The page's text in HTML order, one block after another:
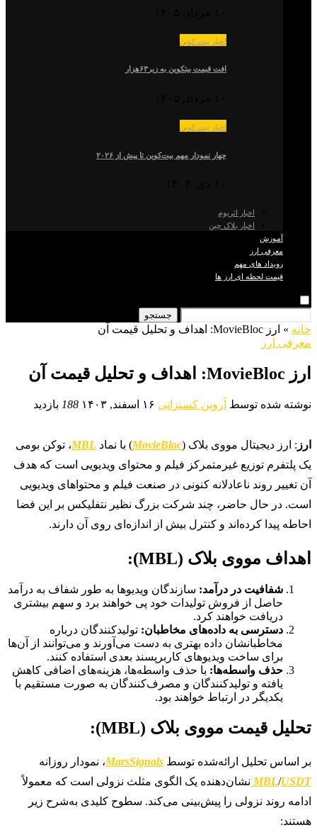
اخبار بیت کوین
افت قیمت بیتکوین به زیر۶۳هزار
اخبار بیت کوین
چهار نمودار مهم بیت‌کوین تا پیش از ۲۰۲۶
اخبار اتریوم
اخبار بلاک چین
آموزش
معرفی ارز
رویداد های مهم
قیمت لحظه ای ارز ها
جستجو
خانه » ارز MovieBloc: اهداف و تحلیل قیمت آن
معرفی ارز
ارز MovieBloc: اهداف و تحلیل قیمت آن
نوشته شده توسط آروین کسنزانی ۱۶ اسفند, ۱۴۰۳ 188 بازدید
ارز : ارز دیجیتال مووی بلاک (MovieBloc) با نماد MBL، توکن بومی
یک پلتفرم توزیع غیرمتمرکز فیلم و محتوای ویدیویی است که هدف
آن تغییر روند ناعادلانه کنونی در صنعت فیلم و محتواهای ویدیویی
است. در حال حاضر، چند شرکت بزرگ نظیر نتفلیکس بر این فضا
احاطه پیدا کرده‌اند و کنترل بیش از اندازه‌ای روی آن دارند.
اهداف مووی بلاک (MBL):
شفافیت در درآمد: سازندگان ویدیوها به طور شفاف به درآمد
حاصل از فروش تولیدات خود پی خواهند برد و سهم بیشتری
دریافت خواهند کرد.
دسترسی به داده‌های مخاطبان: تولیدکنندگان درباره
مخاطبانشان داده بهتری به دست می‌آورند و می‌توانند از آن‌ها
برای ساخت ویدیوهای کاربرپسند بعدی استفاده کنند.
حذف واسطه‌ها: با حذف واسطه‌ها، هزینه‌های اضافی کاهش
یافته و تولیدکنندگان و مصرف‌کنندگان به صورت مستقیم با
یکدیگر در ارتباط خواهند بود.
تحلیل قیمت مووی بلاک (MBL):
بر اساس تحلیل ارائه‌شده توسط MarsSignals، نمودار روزانه
MBL/USDT
نشان‌دهنده یک الگوی مثلث نزولی است که معمولاً
ادامه روند نزولی را پیش‌بینی می‌کند. سطوح کلیدی به‌شرح زیر
هستند: